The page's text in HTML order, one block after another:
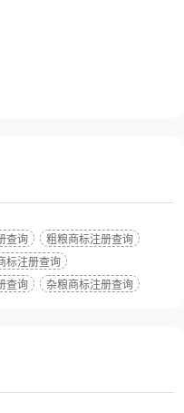
查询
粗粮商标注册查询
标注册查询
查询 杂粮商标注册查询